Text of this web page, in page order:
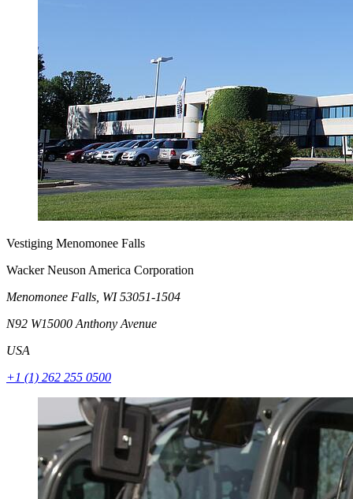
Vestiging Menomonee Falls
Wacker Neuson America Corporation
Menomonee Falls, WI 53051-1504
N92 W15000 Anthony Avenue
USA
+1 (1) 262 255 0500